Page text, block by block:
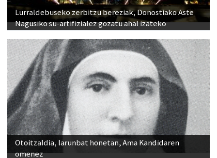
Lurraldebuseko zerbitzu bereziak, Donostiako Aste
Nagusiko su-artifizialez gozatu ahal izateko
Otoitzaldia, larunbat honetan, Ama Kandidaren
omenez